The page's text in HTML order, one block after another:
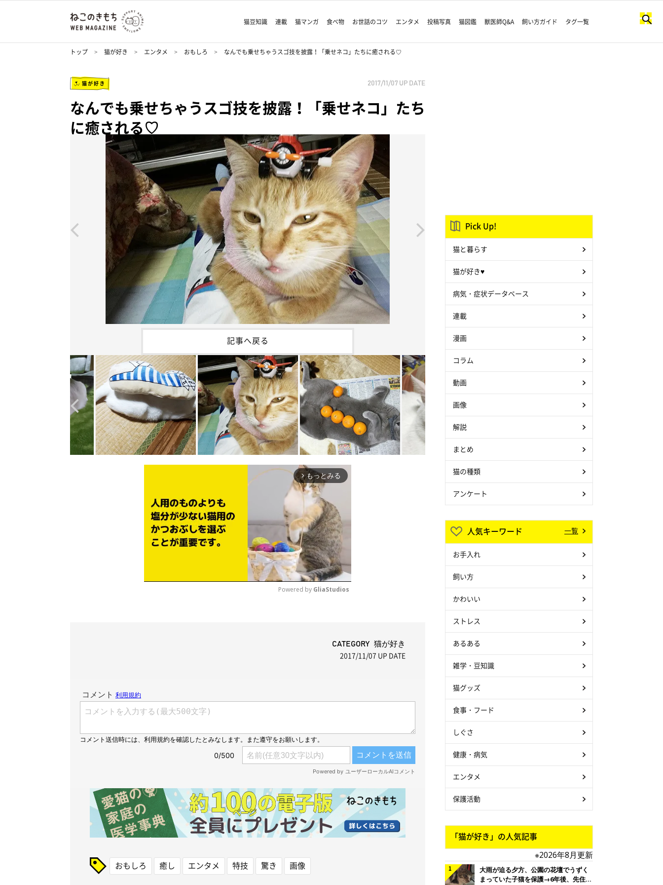
猫豆知識 連載 猫マンガ 食べ物 お世話のコツ エンタメ 投稿写真 猫図鑑 獣医師Q&A 飼い方ガイド タグ一覧
トップ 猫が好き エンタメ おもしろ なんでも乗せちゃうスゴ技を披露！「乗せネコ」たちに癒される♡
猫が好き 2017/11/07 UP DATE
なんでも乗せちゃうスゴ技を披露！「乗せネコ」たち
に癒される♡
記事へ戻る
arrow_forward_ios もっとみる
Powered by GliaStudios
CATEGORY 猫が好き
2017/11/07 UP DATE
おもしろ 癒し エンタメ 特技 驚き 画像
Pick Up!
猫と暮らす
猫が好き♥
病気・症状データベース
連載
漫画
コラム
動画
画像
解説
まとめ
猫の種類
アンケート
人気キーワード 一覧
お手入れ
飼い方
かわいい
ストレス
あるある
雑学・豆知識
猫グッズ
食事・フード
しぐさ
健康・病気
エンタメ
保護活動
「猫が好き」の人気記事
※2026年8月更新
大雨が迫る夕方、公園の花壇でうずく
まっていた子猫を保護→6年後、先住猫